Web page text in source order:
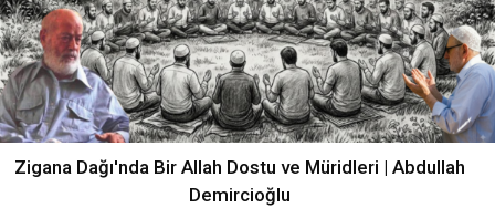
Zigana Dağı'nda Bir Allah Dostu ve Müridleri | Abdullah
Demircioğlu